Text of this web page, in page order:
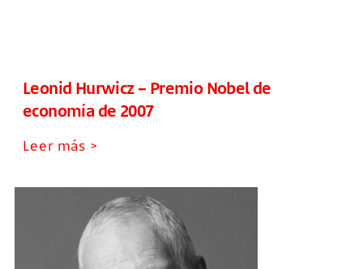
Leonid Hurwicz – Premio Nobel de
economía de 2007
Leer más >